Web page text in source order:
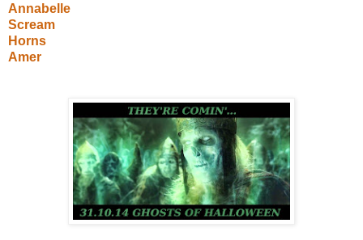
Annabelle
Scream
Horns
Amer